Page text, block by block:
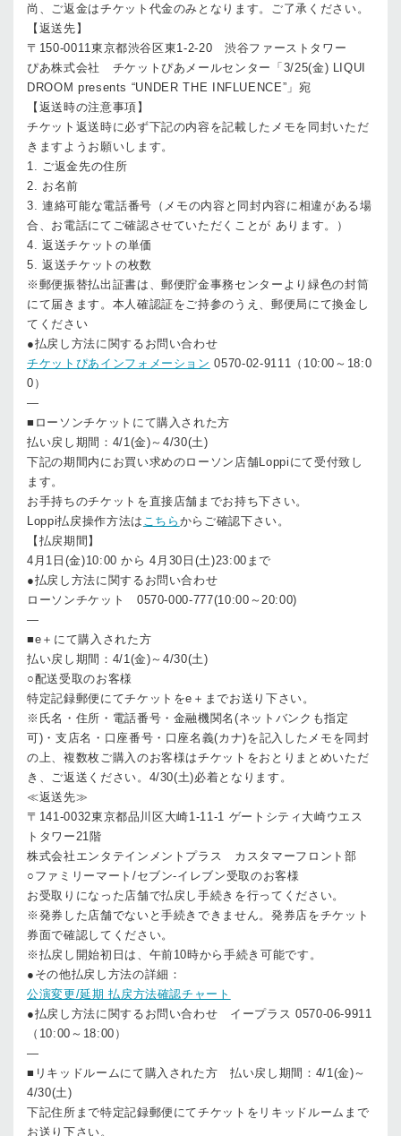
尚、ご返金はチケット代金のみとなります。ご了承ください。
【返送先】
〒150-0011東京都渋谷区東1-2-20 渋谷ファーストタワー
ぴあ株式会社 チケットぴあメールセンター「3/25(金) LIQUI
DROOM presents “UNDER THE INFLUENCE”」宛
【返送時の注意事項】
チケット返送時に必ず下記の内容を記載したメモを同封いただ
きますようお願いします。
1. ご返金先の住所
2. お名前
3. 連絡可能な電話番号（メモの内容と同封内容に相違がある場
合、お電話にてご確認させていただくことが あります。）
4. 返送チケットの単価
5. 返送チケットの枚数
※郵便振替払出証書は、郵便貯金事務センターより緑色の封筒
にて届きます。本人確認証をご持参のうえ、郵便局にて換金し
てください
●払戻し方法に関するお問い合わせ
チケットぴあインフォメーション 0570-02-9111（10:00～18:0
0）
—
■ローソンチケットにて購入された方
払い戻し期間：4/1(金)～4/30(土)
下記の期間内にお買い求めのローソン店舗Loppiにて受付致し
ます。
お手持ちのチケットを直接店舗までお持ち下さい。
Loppi払戻操作方法は こちら からご確認下さい。
【払戻期間】
4月1日(金)10:00 から 4月30日(土)23:00まで
●払戻し方法に関するお問い合わせ
ローソンチケット 0570-000-777(10:00～20:00)
—
■e＋にて購入された方
払い戻し期間：4/1(金)～4/30(土)
○配送受取のお客様
特定記録郵便にてチケットをe＋までお送り下さい。
※氏名・住所・電話番号・金融機関名(ネットバンクも指定
可)・支店名・口座番号・口座名義(カナ)を記入したメモを同封
の上、複数枚ご購入のお客様はチケットをおとりまとめいただ
き、ご返送ください。4/30(土)必着となります。
≪返送先≫
〒141-0032東京都品川区大崎1-11-1 ゲートシティ大崎ウエス
トタワー21階
株式会社エンタテインメントプラス カスタマーフロント部
○ファミリーマート/セブン-イレブン受取のお客様
お受取りになった店舗で払戻し手続きを行ってください。
※発券した店舗でないと手続きできません。発券店をチケット
券面で確認してください。
※払戻し開始初日は、午前10時から手続き可能です。
●その他払戻し方法の詳細：
公演変更/延期 払戻方法確認チャート
●払戻し方法に関するお問い合わせ イープラス 0570-06-9911
（10:00～18:00）
—
■リキッドルームにて購入された方 払い戻し期間：4/1(金)～
4/30(土)
下記住所まで特定記録郵便にてチケットをリキッドルームまで
お送り下さい。